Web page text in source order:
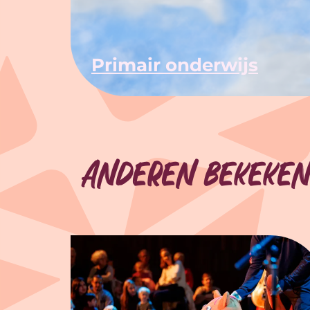
Primair onderwijs
Anderen
Overslaan